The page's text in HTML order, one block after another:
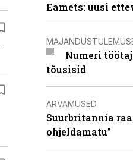
Eamets: uusi
Numeri
tõusisid
ARVAMUSED
Suurbritannia
ohjeldamatu”